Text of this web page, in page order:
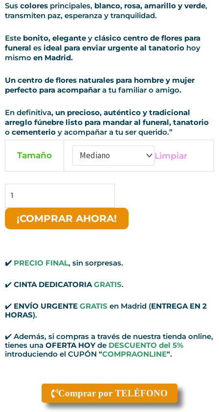
Sus colores principales, blanco, rosa, amarillo y verde,
transmiten paz, esperanza y tranquilidad.
Este bonito, elegante y clásico centro de flores para
funeral es ideal para enviar urgente al tanatorio hoy
mismo en Madrid.
Un centro de flores naturales para hombre y mujer
perfecto para acompañara tu familiar o amigo.
En definitiva, un precioso, auténtico y tradicional
arreglo fúnebre listo para mandar al funeral, tanatorio
o cementerio y acompañar a tu ser querido.”
Tamaño Limpiar
Centro
de
flores
para
PAZ
cantidad
¡COMPRAR AHORA!
✔️ PRECIO FINAL, sin sorpresas.
✔️ CINTA DEDICATORIAGRATIS.
✔️ ENVÍO URGENTE GRATIS en Madrid (ENTREGA EN 2
HORAS).
✔️ Además, si compras a través de nuestra tienda online,
tienes una OFERTA HOYde DESCUENTO del 5%
introduciendo el CUPÓN “COMPRAONLINE“.
Comprar por TELÉFONO